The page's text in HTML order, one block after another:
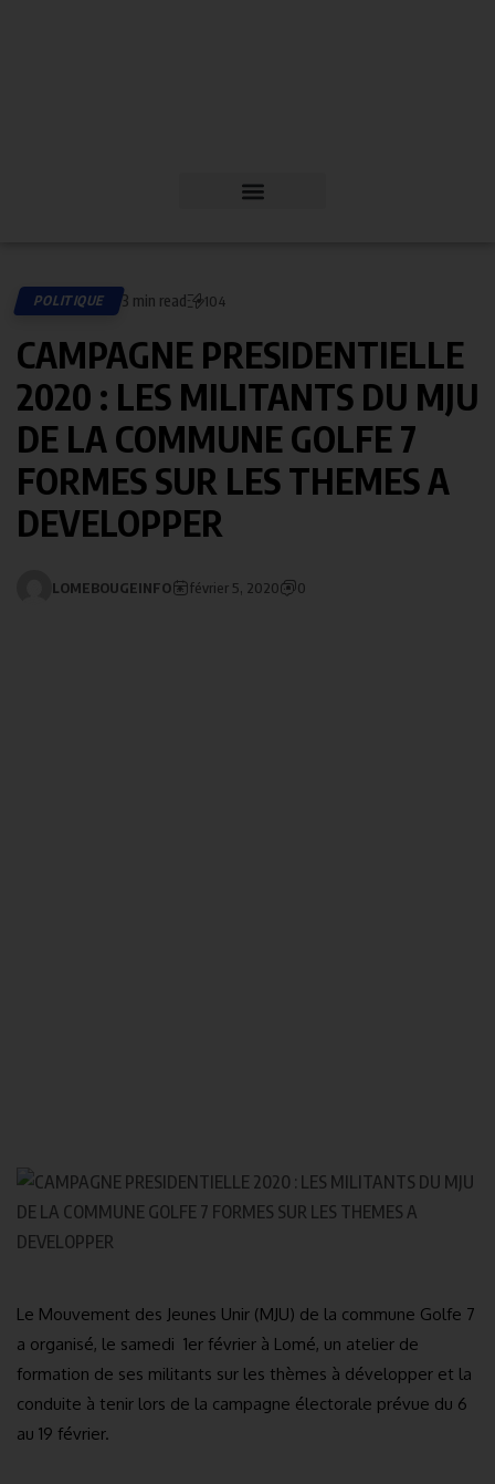
POLITIQUE 3 min read 104
CAMPAGNE PRESIDENTIELLE
2020 : LES MILITANTS DU MJU
DE LA COMMUNE GOLFE 7
FORMES SUR LES THEMES A
DEVELOPPER
LOMEBOUGEINFO février 5, 2020 0
Le Mouvement des Jeunes Unir (MJU) de la commune Golfe 7
a organisé, le samedi 1er février à Lomé, un atelier de
formation de ses militants sur les thèmes à développer et la
conduite à tenir lors de la campagne électorale prévue du 6
au 19 février.